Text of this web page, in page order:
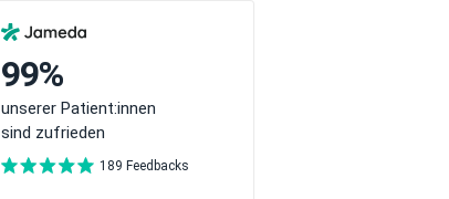
99%
unserer Patient:innen
sind zufrieden
189 Feedbacks